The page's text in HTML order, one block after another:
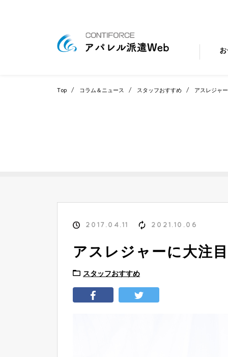
Top コラム＆ニュース スタッフおすすめ アスレジャ
2017.04.11 2021.10.06
アスレジャーに大注目
スタッフおすすめ